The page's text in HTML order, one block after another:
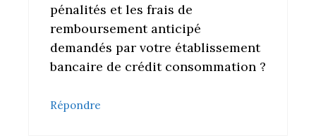
pénalités et les frais de
remboursement anticipé
demandés par votre établissement
bancaire de crédit consommation ?
Répondre